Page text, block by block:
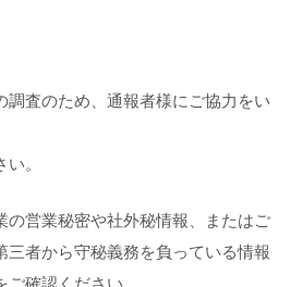
調査のため、通報者様にご協力をい
。
の営業秘密や社外秘情報、またはご
三者から守秘義務を負っている情報